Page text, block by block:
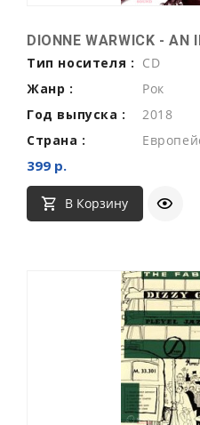
DIONNE WARWICK - AN
Тип носителя : CD
Жанр :
Рок
Год выпуска :
2018
Страна :
399 р.
В Корзину